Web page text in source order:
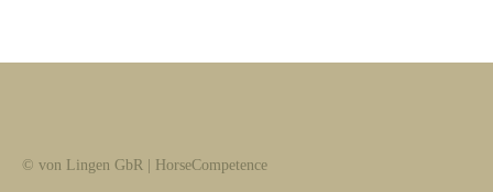
© von Lingen GbR | HorseCompetence